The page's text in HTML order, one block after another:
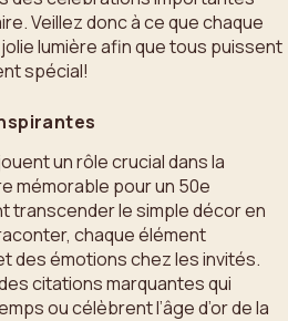
Veillez donc à ce que chaque
lumière afin que tous puissent
spécial!
un rôle crucial dans la
mémorable pour un 50e
transcender le simple décor en
chaque élément
des émotions chez les invités.
citations marquantes qui
ou célèbrent l’âge d’or de la